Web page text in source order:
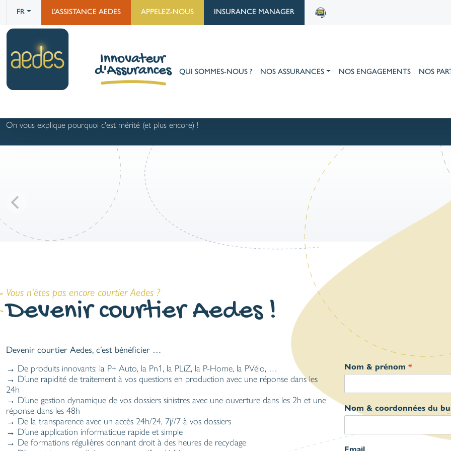
FR L’ASSISTANCE AEDES APPELEZ-NOUS INSURANCE MANAGER
QUI SOMMES-NOUS ? NOS ASSURANCES NOS ENGAGEMENTS NOS
On vous explique pourquoi c'est mérité (et plus encore) !
Vous n'êtes pas encore courtier Aedes ?
Devenir courtier Aedes !
Devenir courtier Aedes, c’est bénéficier …
→ De produits innovants: la P+ Auto, la Pn1, la PLiZ, la P-Home, la PVélo, …
→ D’une rapidité de traitement à vos questions en production avec une réponse dans les
24h
→ D’une gestion dynamique de vos dossiers sinistres avec une ouverture dans les 2h et une
réponse dans les 48h
→ De la transparence avec un accès 24h/24, 7j//7 à vos dossiers
→ D’une application informatique rapide et simple
→ De formations régulières donnant droit à des heures de recyclage
Nom & prénom *
Nom & coordonnées du